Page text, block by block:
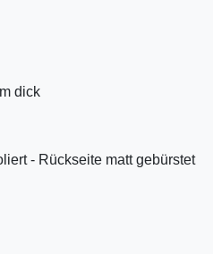
dick
- Rückseite matt gebürstet